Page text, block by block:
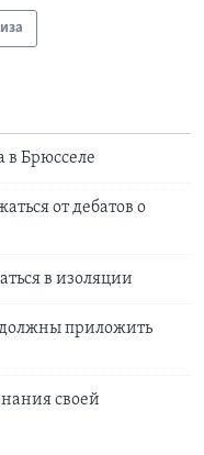
в Брюсселе
от дебатов о
в изоляции
приложить
своей